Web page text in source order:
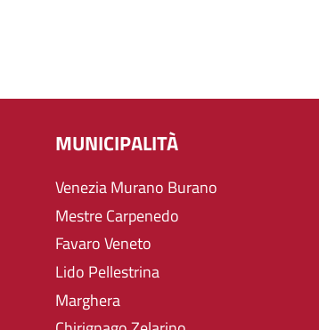
MUNICIPALITÀ
Venezia Murano Burano
Mestre Carpenedo
Favaro Veneto
Lido Pellestrina
Marghera